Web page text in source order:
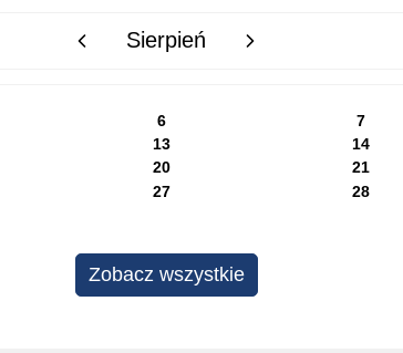
poprzedni miesiącSierpień następny miesiąc
6 7
13 14
20 21
27 28
Zobacz wszystkie